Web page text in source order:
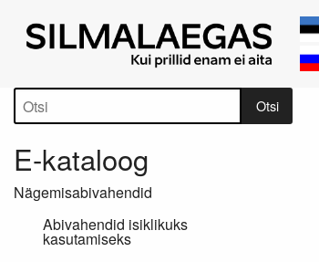
Tootepuu Otsi
E-kataloog
Nägemisabivahendid
Abivahendid isiklikuks
kasutamiseks